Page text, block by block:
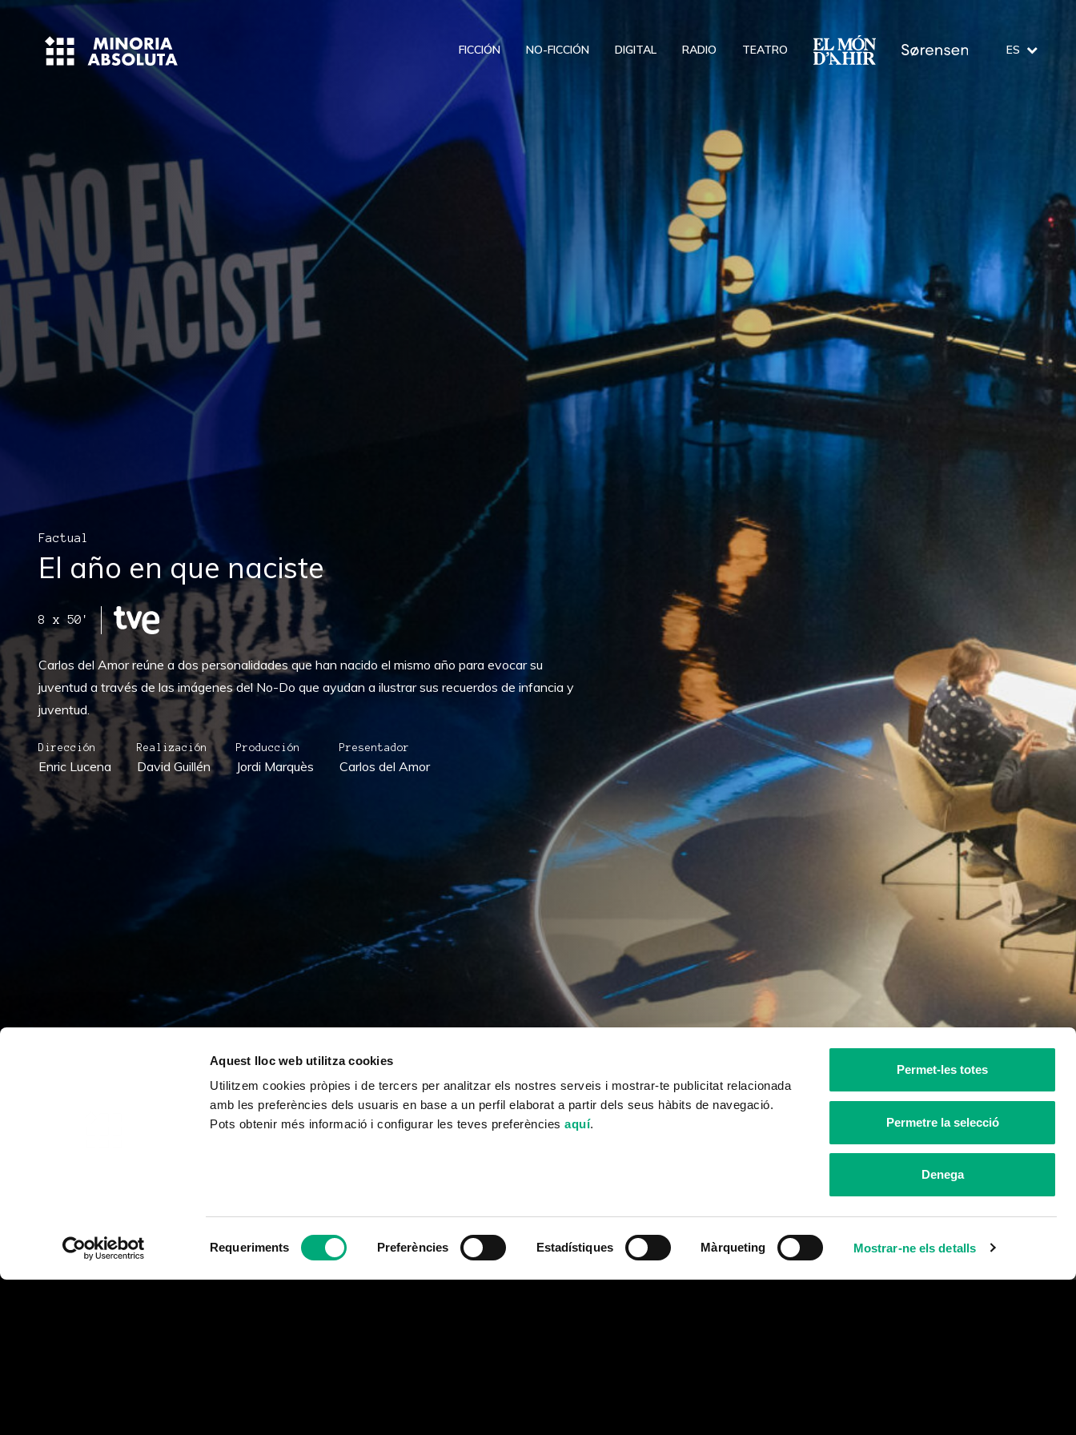
Aquest lloc web utilitza cookies
Utilitzem cookies pròpies i de tercers per analitzar els nostres serveis i mostrar-te publicitat relacionada
amb les preferències dels usuaris en base a un perfil elaborat a partir dels seus hàbits de navegació.
Pots obtenir més informació i configurar les teves preferènciesaquí.
Requeriments Preferències Estadístiques Màrqueting Mostrar-ne els detalls
Permet-les totes
Permetre la selecció
Denega
FICCIÓN NO-FICCIÓN DIGITAL RADIO TEATRO ES
Factual
El año en que naciste
8 x 50'
Carlos del Amor reúne a dos personalidades que han nacido el mismo año para evocar su
juventud a través de las imágenes del No-Do que ayudan a ilustrar sus recuerdos de infancia y
juventud.
Dirección
Enric Lucena
Realización
David Guillén
Producción
Jordi Marquès
Presentador
Carlos del Amor